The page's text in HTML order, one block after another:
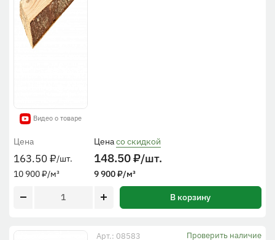
Видео о товаре
Цена
163.50₽/шт.
10 900₽/м³
Ценасо скидкой
148.50₽/шт.
9 900₽/м³
В корзину
Арт.: 08583 Проверить наличие